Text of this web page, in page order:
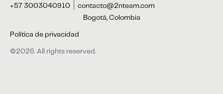
©2026. All rights reserved.
+57 3003040910
contacto@2nteam.com
Bogotá, Colombia
Política de privacidad